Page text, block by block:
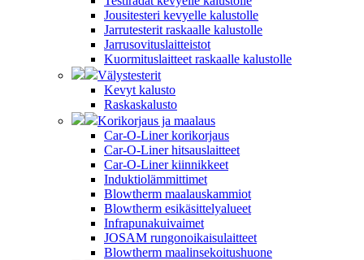
Jousitesteri kevyelle kalustolle
Jarrutesterit raskaalle kalustolle
Jarrusovituslaitteistot
Kuormituslaitteet raskaalle kalustolle
Välystesterit
Kevyt kalusto
Raskaskalusto
Korikorjaus ja maalaus
Car-O-Liner korikorjaus
Car-O-Liner hitsauslaitteet
Car-O-Liner kiinnikkeet
Induktiolämmittimet
Blowtherm maalauskammiot
Blowtherm esikäsittelyalueet
Infrapunakuivaimet
JOSAM rungonoikaisulaitteet
Blowtherm maalinsekoitushuone